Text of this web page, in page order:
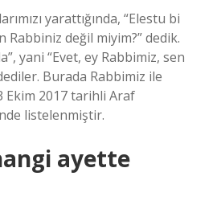
yarattığında, “Elestu bi
Rabbiniz değil miyim?” dedik.
yani “Evet, ey Rabbimiz, sen
Burada Rabbimiz ile
Ekim 2017 tarihli Araf
listelenmiştir.
ayette